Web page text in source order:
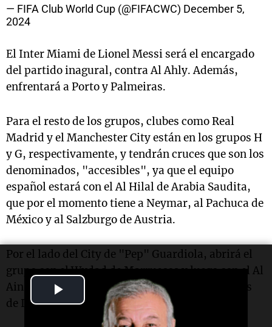
Video
— FIFA Club World Cup (@FIFACWC) December 5,
2024
El Inter Miami de Lionel Messi será el encargado
del partido inagural, contra Al Ahly. Además,
enfrentará a Porto y Palmeiras.
Para el resto de los grupos, clubes como Real
Madrid y el Manchester City están en los grupos H
y G, respectivamente, y tendrán cruces que son los
denominados, "accesibles", ya que el equipo
español estará con el Al Hilal de Arabia Saudita,
que por el momento tiene a Neymar, al Pachuca de
México y al Salzburgo de Austria.
Por el lado del City de "Pep" Guardiola, abrirá el
grupo con el Wydad de Marruecos y luego con el Al
Ain de Emiratos Árabes Unidos. Solo la Juventus
de Italia será su rival más duro.